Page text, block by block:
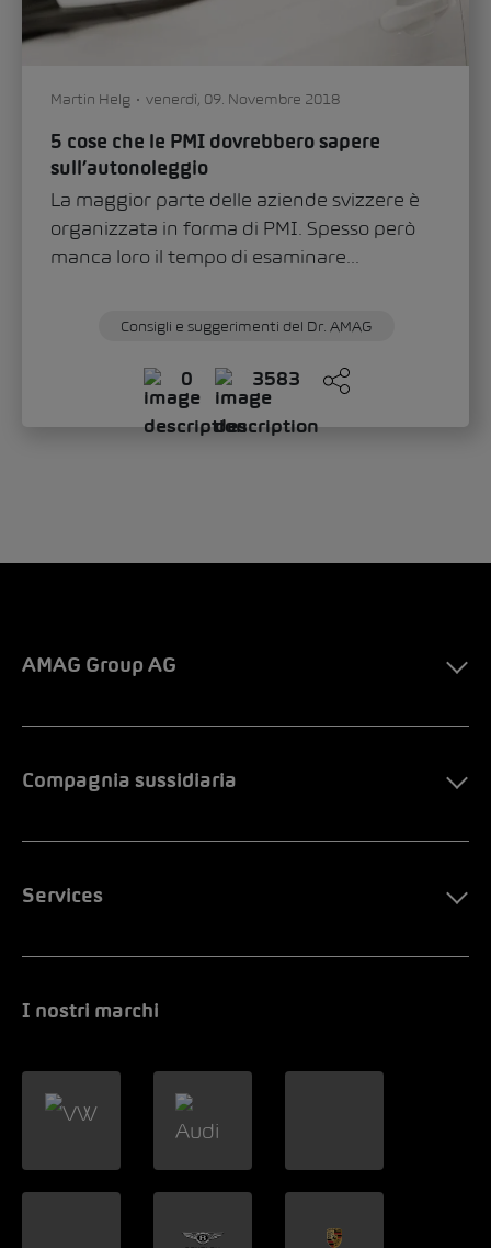
Martin Helg venerdì, 09. Novembre 2018
5 cose che le PMI dovrebbero sapere
sull’autonoleggio
La maggior parte delle aziende svizzere è
organizzata in forma di PMI. Spesso però
manca loro il tempo di esaminare...
Consigli e suggerimenti del Dr. AMAG
0 3583
AMAG Group AG
Compagnia sussidiaria
Services
I nostri marchi